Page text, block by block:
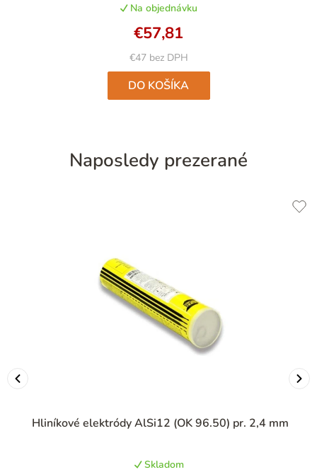
je
5,0
z
5
hviezdičiek.
Na objednávku
€47 bez DPH
€57,81
DO KOŠÍKA
Naposledy prezerané
Hliníkové elektródy AlSi12 (OK 96.50) pr. 2,4 mm
Skladom